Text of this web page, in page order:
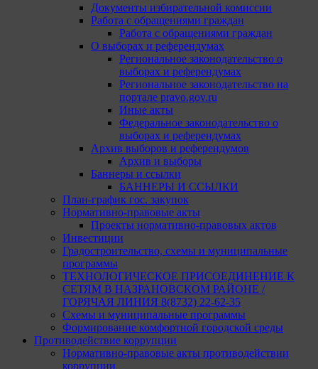
Документы избирательной комиссии
Работа с обращениями граждан
Работа с обращениями граждан
О выборах и референдумах
Региональное законодательство о
выборах и референдумах
Региональное законодательство на
портале pravo.gov.ru
Иные акты
Федеральное законодательство о
выборах и референдумах
Архив выборов и референдумов
Архив и выборы
Баннеры и ссылки
БАННЕРЫ И ССЫЛКИ
План-график гос. закупок
Нормативно-правовые акты
Проекты нормативно-правовых актов
Инвестиции
Градостроительство, схемы и муниципальные
программы
ТЕХНОЛОГИЧЕСКОЕ ПРИСОЕДИНЕНИЕ К
СЕТЯМ В НАЗРАНОВСКОМ РАЙОНЕ /
ГОРЯЧАЯ ЛИНИЯ 8(8732) 22-62-35
Схемы и муниципальные программы
Формирование комфортной городской среды
Противодействие коррупции
Нормативно-правовые акты противодействии
коррупции